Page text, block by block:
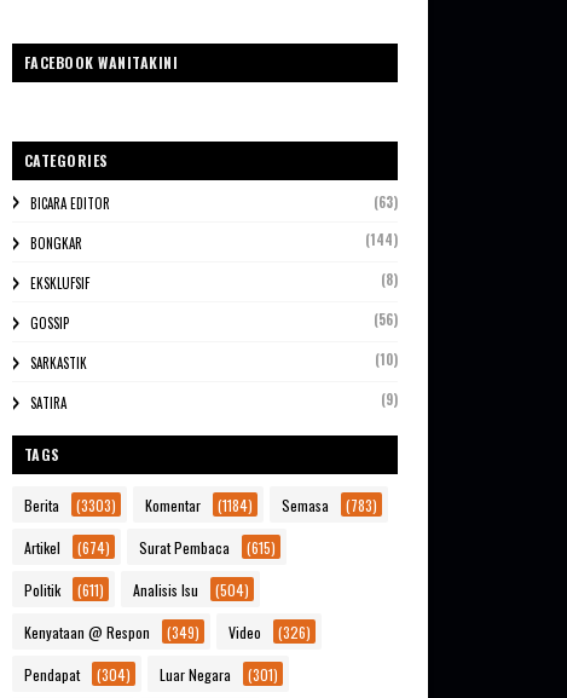
FACEBOOK WANITAKINI
CATEGORIES
BICARA EDITOR (63)
BONGKAR (144)
EKSKLUFSIF (8)
GOSSIP (56)
SARKASTIK (10)
SATIRA (9)
TAGS
Berita (3303) Komentar (1184) Semasa (783)
Artikel (674) Surat Pembaca (615)
Politik (611) Analisis Isu (504)
Kenyataan @ Respon (349) Video (326)
Pendapat (304) Luar Negara (301)